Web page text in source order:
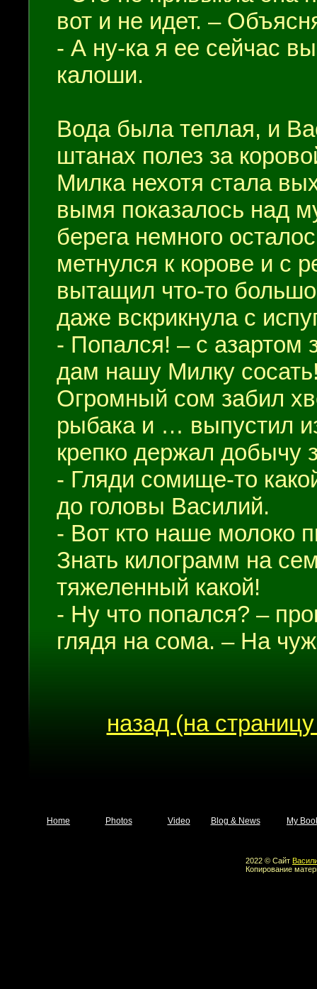
вот и не идет. –
- А ну-ка я ее сейчас
калоши.
Вода была теплая, и
штанах полез за
Милка нехотя стала
вымя показалось над
берега немного
метнулся к корове и с
вытащил что-то
даже вскрикнула с
- Попался! – с азартом
дам нашу Милку
Огромный сом забил
рыбака и … выпустил
крепко держал добычу
- Гляди сомище-то
до головы Василий.
- Вот кто наше молоко
Знать килограмм на
тяжеленный какой!
- Ну что попался? –
глядя на сома. – На
назад (на
Home Photos Video Blog & News My
2022 © Сайт
Копирование